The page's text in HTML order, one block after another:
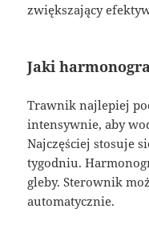
zwiększający
Jaki
Trawnik najlepiej
intensywnie, aby
Najczęściej stosuje
tygodniu.
gleby. Sterownik
automatycznie.